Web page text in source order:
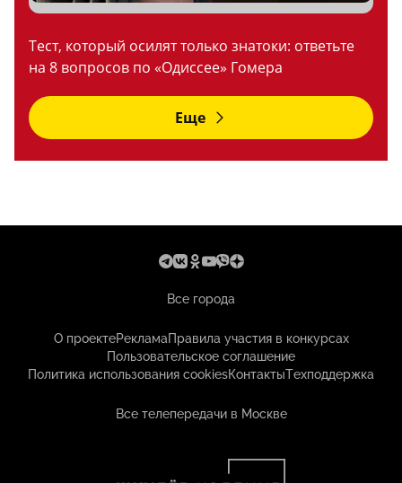
Тест, который осилят только знатоки: ответьте
на 8 вопросов по «Одиссее» Гомера
Еще
Все города
О проектеРекламаПравила участия в конкурсах
Пользовательское соглашение
Политика использования cookiesКонтактыТехподдержка
Все телепередачи в Москве